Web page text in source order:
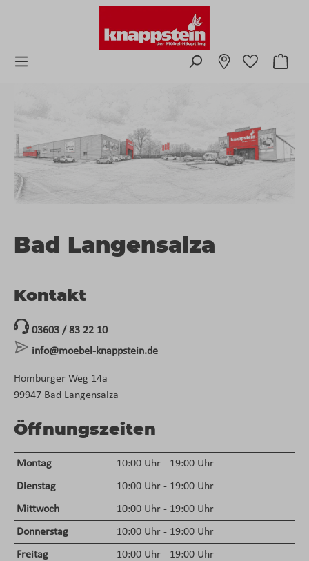
Bad Langensalza
Kontakt
03603 / 83 22 10
info@moebel-knappstein.de
Homburger Weg 14a
99947 Bad Langensalza
Öffnungszeiten
Montag 10:00 Uhr - 19:00 Uhr
Dienstag 10:00 Uhr - 19:00 Uhr
Mittwoch 10:00 Uhr - 19:00 Uhr
Donnerstag 10:00 Uhr - 19:00 Uhr
Freitag 10:00 Uhr - 19:00 Uhr